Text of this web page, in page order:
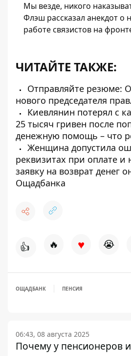
Мы везде, никого
Флэш рассказал анекдот о
работе связистов на
ЧИТАЙТЕ ТАКЖЕ:
Отправляйте резюме:
нового председателя
Киевлянин потерял с
25 тысяч гривен после
денежную помощь – что
Женщина допустила
реквизитах при оплате и
заявку на возврат денег
Ощадбанка
👍 🔥 ♥ 😭
ОЩАДБАНК ПЕНСИЯ
06:43, 08 августа 2025
Почему у пенсионеров